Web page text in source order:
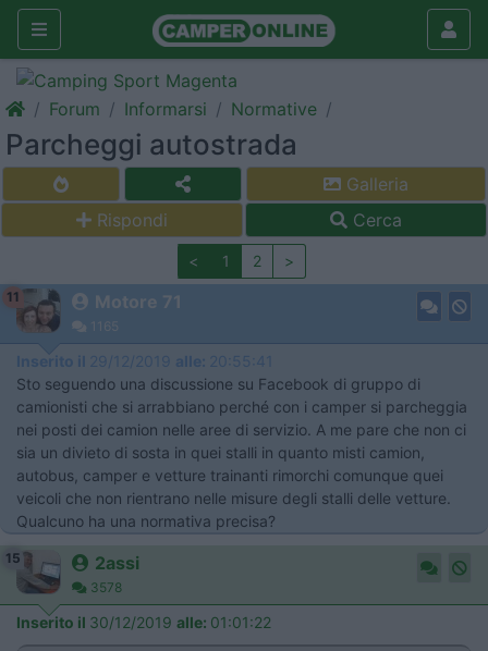
Forum Informarsi Normative
Parcheggi autostrada
Galleria
Rispondi
Cerca
< 1 2 >
11 Motore 71
1165
Inserito il 29/12/2019 alle: 20:55:41
Sto seguendo una discussione su Facebook di gruppo di
camionisti che si arrabbiano perché con i camper si parcheggia
nei posti dei camion nelle aree di servizio. A me pare che non ci
sia un divieto di sosta in quei stalli in quanto misti camion,
autobus, camper e vetture trainanti rimorchi comunque quei
veicoli che non rientrano nelle misure degli stalli delle vetture.
Qualcuno ha una normativa precisa?
15 2assi
3578
Inserito il 30/12/2019 alle: 01:01:22